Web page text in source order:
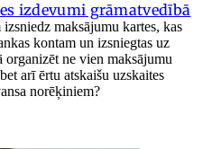
izdevumi grāmatvedībā
maksājumu kartes, kas
kontam un izsniegtas uz
ne vien maksājumu
arī ērtu atskaišu uzskaites
norēķiniem?